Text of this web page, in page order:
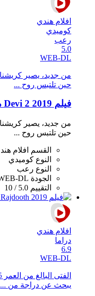
افلام هندي
كوميدي
رعب
5.0
WEB-DL
من جديد، يصير
حين تلتبس روح ...
فيلم Devi 2 2019 مترجم HD
من جديد، يصير
حين تلتبس روح ...
القسم
افلام
النوع كوميدي
النوع رعب
الجودة DL
التقييم 5.0 / 10
افلام هندي
دراما
6.9
WEB-DL
يبحث عن دراجة من ...